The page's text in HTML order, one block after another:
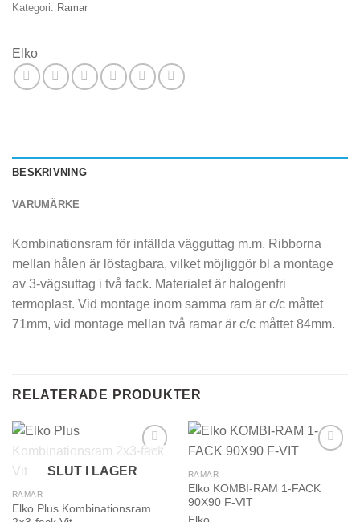
Kategori: Ramar
Elko
BESKRIVNING
VARUMÄRKE
Kombinationsram för infällda vägguttag m.m. Ribborna
mellan hålen är löstagbara, vilket möjliggör bl a montage
av 3-vägsuttag i två fack. Materialet är halogenfri
termoplast. Vid montage inom samma ram är c/c måttet
71mm, vid montage mellan två ramar är c/c måttet 84mm.
RELATERADE PRODUKTER
SLUT I LAGER
RAMAR
Elko Plus Kombinationsram
RAMAR
Elko KOMBI-RAM 1-FACK
90X90 F-VIT